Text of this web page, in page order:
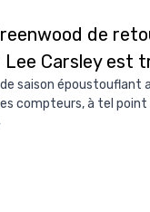
de
Carsley est
saison époustouflant
compteurs, à tel point